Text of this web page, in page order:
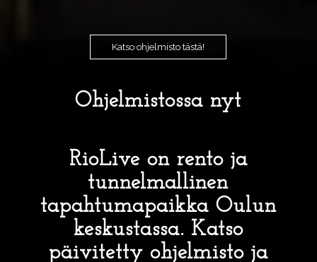
Katso ohjelmisto tästä!
Ohjelmistossa nyt
RioLive on rento ja
tunnelmallinen
tapahtumapaikka Oulun
keskustassa. Katso
päivitetty ohjelmisto ja